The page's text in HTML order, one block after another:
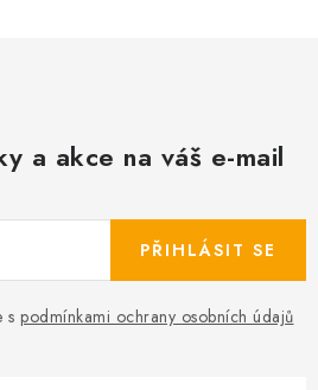
a akce na váš e-mail
s podmínkami ochrany osobních údajů
PŘIHLÁSIT SE